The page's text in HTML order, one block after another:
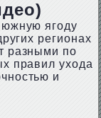
ягоду
регионах
разными по
правил ухода
и